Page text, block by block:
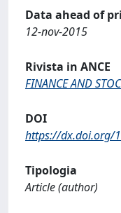
Data ahead of
12-nov-2015
Rivista in ANCE
FINANCE AND
DOI
https://dx.doi.org/
Tipologia
Article (author)